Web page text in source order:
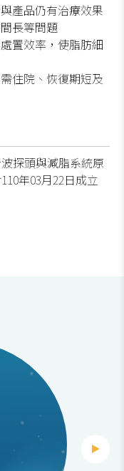
產品仍有治療效果
長等問題
置效率，使脂肪細
住院、恢復期短及
探頭與減脂系統原
年03月22日成立